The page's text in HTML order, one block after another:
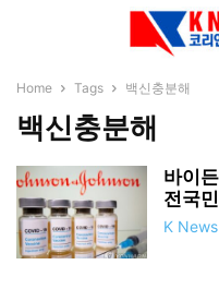
Home Tags 백신충분해
백신충분해
바이
전국
K